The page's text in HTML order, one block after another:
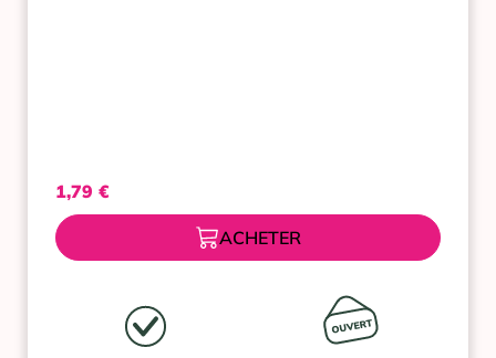
1,79 €
ACHETER